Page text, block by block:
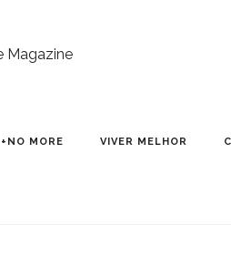
+NO MORE VIVER MELHOR